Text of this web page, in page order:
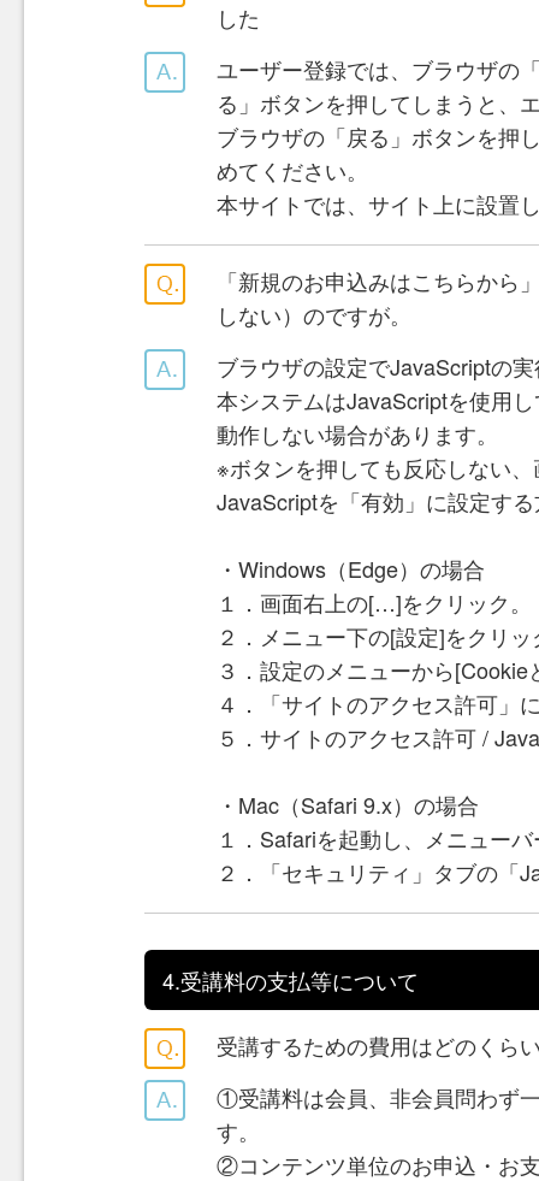
した
ユーザー登録では、ブラウザの
る」ボタンを押してしまうと、
ブラウザの「戻る」ボタンを押
めてください。
本サイトでは、サイト上に設置
「新規のお申込みはこちらか
しない）のですが。
ブラウザの設定でJavaScriptの
本システムはJavaScriptを使用
動作しない場合があります。
※ボタンを押しても反応しない
JavaScriptを「有効」に設定す
・Windows（Edge）の場合
１．画面右上の[…]をクリック。
２．メニュー下の[設定]をクリッ
３．設定のメニューから
４．「サイトのアクセス許可」
５．サイトのアクセス許可 /
・Mac（Safari 9.x）の場合
１．Safariを起動し、メニュー
２．「セキュリティ」タブの「
4.受講料の支払等について
受講するための費用はどのくら
①受講料は会員、非会員問わず
す。
②コンテンツ単位のお申込・お